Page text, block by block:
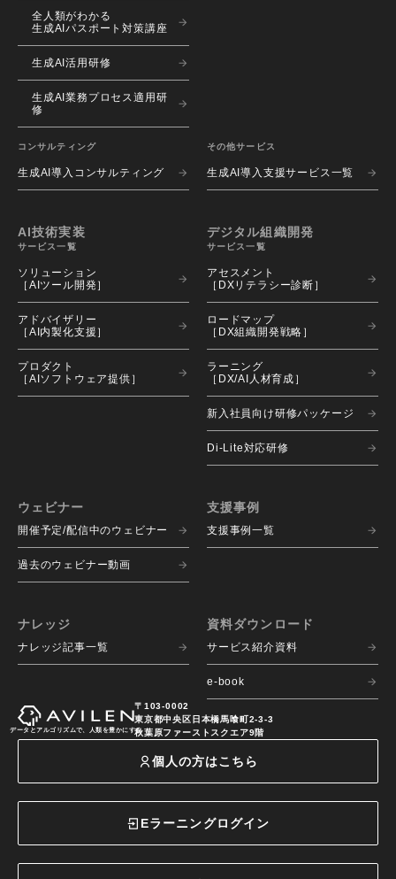
全人類がわかる
生成AIパスポート対策講座
生成AI活用研修
生成AI業務プロセス適用研
修
コンサルティング
生成AI導入コンサルティング
その他サービス
生成AI導入支援サービス一覧
AI技術実装
サービス一覧
ソリューション
［AIツール開発］
アドバイザリー
［AI内製化支援］
プロダクト
［AIソフトウェア提供］
デジタル組織開発
サービス一覧
アセスメント
［DXリテラシー診断］
ロードマップ
［DX組織開発戦略］
ラーニング
［DX/AI人材育成］
新入社員向け研修パッケージ
Di-Lite対応研修
ウェビナー
開催予定/配信中のウェビナー
過去のウェビナー動画
支援事例
支援事例一覧
ナレッジ
ナレッジ記事一覧
資料ダウンロード
サービス紹介資料
e-book
データとアルゴリズムで、人類を豊かにする
〒103-0002
東京都中央区日本橋馬喰町2-3-3
秋葉原ファーストスクエア9階
個人の方はこちら
Eラーニングログイン